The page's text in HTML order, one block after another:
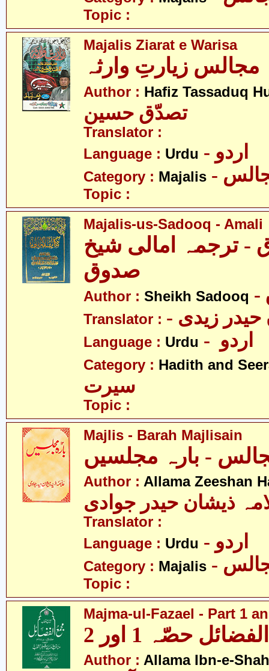
Topic :
Majalis Ziarat e Warisa
مجالس زیارتِ وارثہ
Author : Hafiz Tassaduq
تصدّق حسین
Translator :
Language : Urdu - اردو
Category : Majalis
Topic :
Majalis-us-Sadooq - Amali
ترجمہ امالی شیخ
صدوق
Author : Sheikh Sadooq
Translator :
Language : Urdu
Category : Hadith and
سیرت
Topic :
Majlis - Barah Majlisain
- بارہ مجلسیں
Author : Allama Zeeshan
ذیشان حیدر جوادی
Translator :
Language : Urdu - اردو
Category : Majalis
Topic :
Majma-ul-Fazael - Part 1
حصّہ 1 اور 2
Author : Allama Ibn-e-